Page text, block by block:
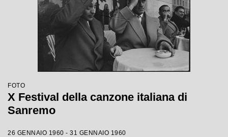
FOTO
X Festival della canzone italiana di
Sanremo
26 GENNAIO 1960 - 31 GENNAIO 1960